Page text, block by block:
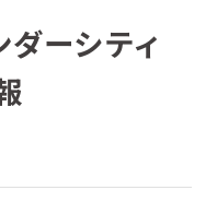
ーシティ